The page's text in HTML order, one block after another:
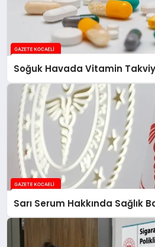
Soğuk Havada Vitamin
Sarı Serum Hakkında Sağlık